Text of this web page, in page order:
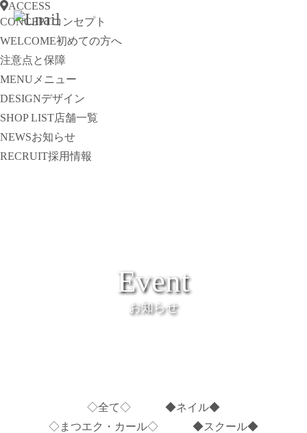
ACCESS
CONCEPTコンセプト
WELCOME初めての方へ
注意点と保障
MENU メニュー
DESIGNデザイン
SHOP LIST店舗一覧
NEWSお知らせ
RECRUIT採用情報
Event
お知らせ
◇全て◇
◆ネイル◆
◇まつエク・カール◇
◆スクール◆